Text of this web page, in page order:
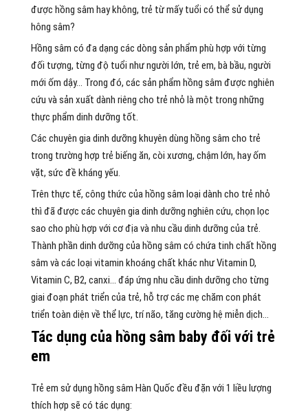
được hồng sâm hay không, trẻ từ mấy tuổi có thể sử dụng
hông sâm?
Hồng sâm có đa dạng các dòng sản phẩm phù hợp với từng
đối tượng, từng độ tuổi như người lớn, trẻ em, bà bầu, người
mới ốm dậy… Trong đó, các sản phẩm hồng sâm được nghiên
cứu và sản xuất dành riêng cho trẻ nhỏ là một trong những
thực phẩm dinh dưỡng tốt.
Các chuyên gia dinh dưỡng khuyên dùng hồng sâm cho trẻ
trong trường hợp trẻ biếng ăn, còi xương, chậm lớn, hay ốm
vặt, sức đề kháng yếu.
Trên thực tế, công thức của hồng sâm loại dành cho trẻ nhỏ
thì đã được các chuyên gia dinh dưỡng nghiên cứu, chọn lọc
sao cho phù hợp với cơ địa và nhu cầu dinh dưỡng của trẻ.
Thành phần dinh dưỡng của hồng sâm có chứa tinh chất hồng
sâm và các loại vitamin khoáng chất khác như Vitamin D,
Vitamin C, B2, canxi… đáp ứng nhu cầu dinh dưỡng cho từng
giai đoạn phát triển của trẻ, hỗ trợ các mẹ chăm con phát
triển toàn diện về thể lực, trí não, tăng cường hệ miễn dịch…
Tác dụng của hồng sâm baby đối với trẻ
em
Trẻ em sử dụng hồng sâm Hàn Quốc đều đặn với 1 liều lượng
thích hợp sẽ có tác dụng: